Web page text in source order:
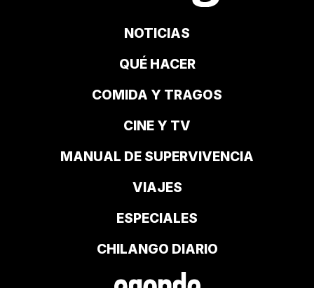
NOTICIAS
QUÉ HACER
COMIDA Y TRAGOS
CINE Y TV
MANUAL DE SUPERVIVENCIA
VIAJES
ESPECIALES
CHILANGO DIARIO